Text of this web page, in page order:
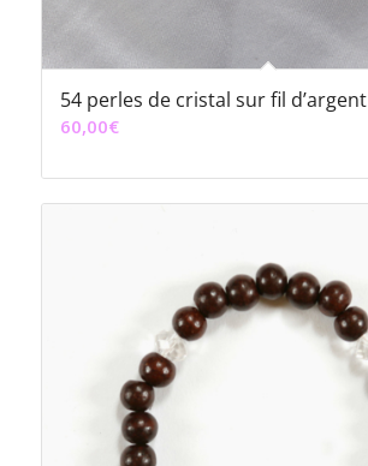
54 perles de cristal sur fil d’argent
60,00€